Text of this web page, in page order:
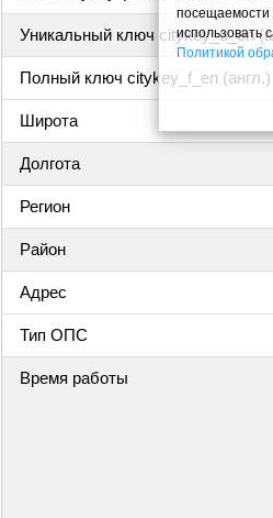
Уникальный ключ citykey_u_en
Полный ключ citykey_f_en (англ.)
Широта
Долгота
Регион
Район
Адрес
Тип ОПС
Время работы
посещаемости
использовать
Политикой